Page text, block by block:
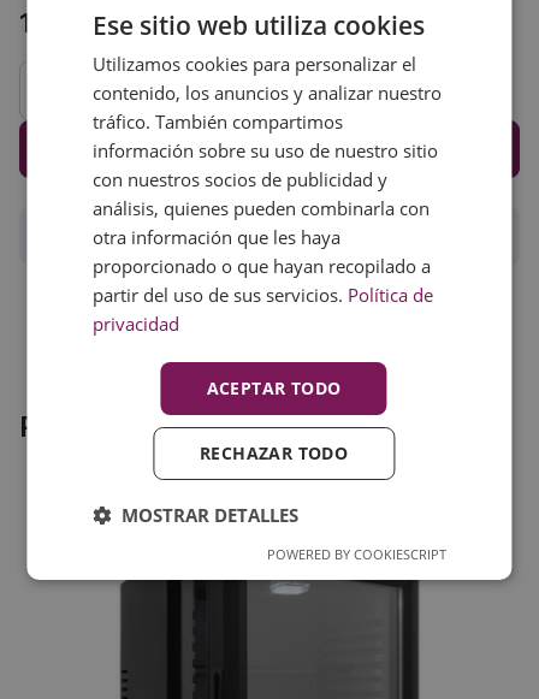
145,00 € (sin IVA)
Añadir al carrito
Lista deseos
Productos relacionados
Ese sitio web utiliza cookies
Utilizamos cookies para personalizar el
contenido, los anuncios y analizar nuestro
tráfico. También compartimos
información sobre su uso de nuestro sitio
con nuestros socios de publicidad y
análisis, quienes pueden combinarla con
otra información que les haya
proporcionado o que hayan recopilado a
partir del uso de sus servicios. Política de
privacidad
ACEPTAR TODO
RECHAZAR TODO
MOSTRAR DETALLES
POWERED BY COOKIESCRIPT